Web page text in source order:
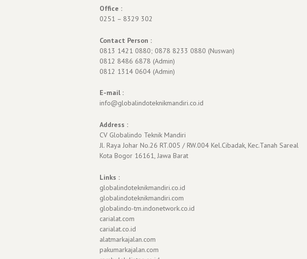
Office :
0251 – 8329 302
Contact Person :
0813 1421 0880; 0878 8233 0880 (Nuswan)
0812 8486 6878 (Admin)
0812 1314 0604 (Admin)
E-mail :
info@globalindoteknikmandiri.co.id
Address :
CV Globalindo Teknik Mandiri
Jl. Raya Johar No.26 RT.005 / RW.004 Kel.Cibadak, Kec.Tanah Sareal
Kota Bogor 16161, Jawa Barat
Links :
globalindoteknikmandiri.co.id
globalindoteknikmandiri.com
globalindo-tm.indonetwork.co.id
carialat.com
carialat.co.id
alatmarkajalan.com
pakumarkajalan.com